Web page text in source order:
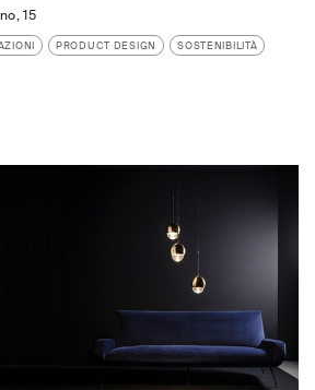
15
PRODUCT DESIGN
SOSTENIBILITÀ